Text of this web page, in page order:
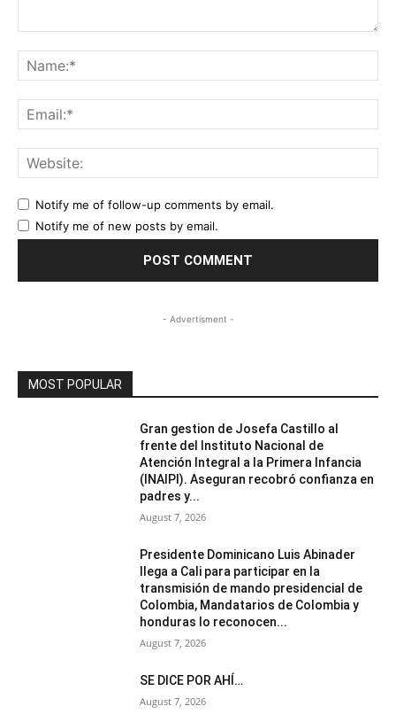
Notify me of follow-up comments by email.
Notify me of new posts by email.
- Advertisment -
MOST POPULAR
Gran gestion de Josefa Castillo al
frente del Instituto Nacional de
Atención Integral a la Primera Infancia
(INAIPI). Aseguran recobró confianza en
padres y...
August 7, 2026
Presidente Dominicano Luis Abinader
llega a Cali para participar en la
transmisión de mando presidencial de
Colombia, Mandatarios de Colombia y
honduras lo reconocen...
August 7, 2026
SE DICE POR AHÍ…
August 7, 2026